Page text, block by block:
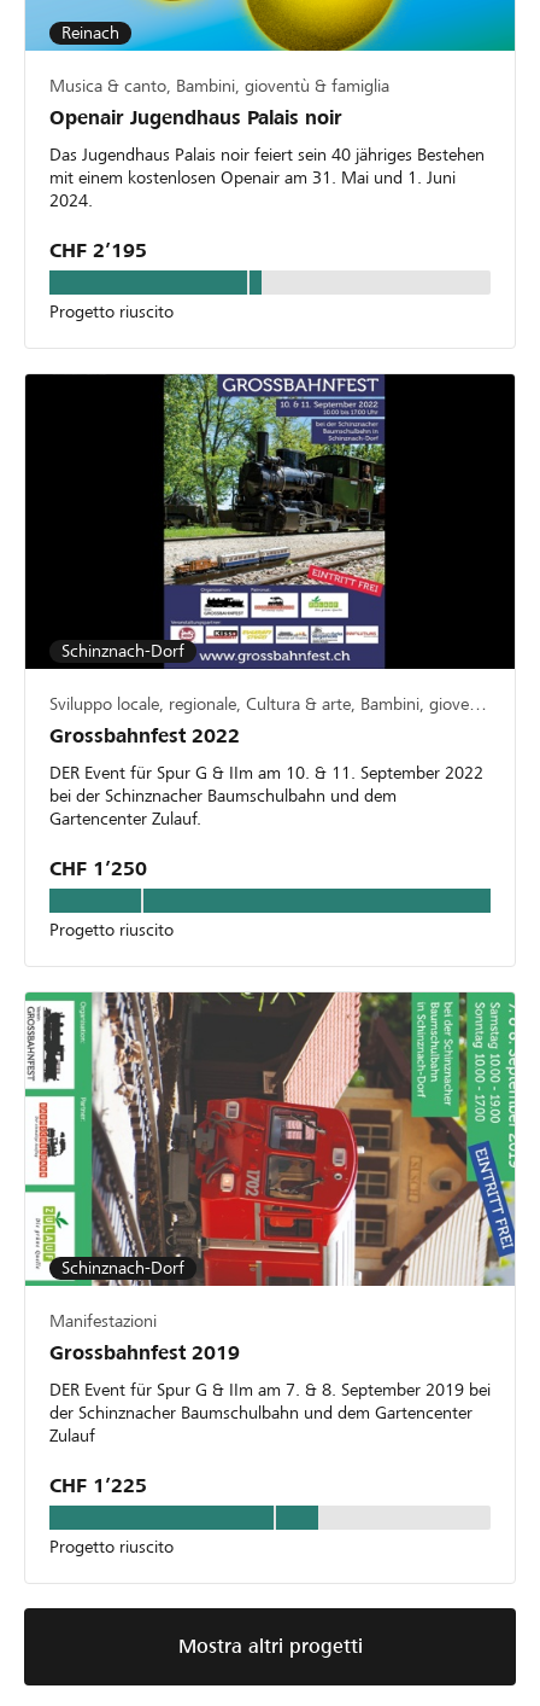
Reinach
Musica & canto, Bambini, gioventù & famiglia
Openair Jugendhaus Palais noir
Das Jugendhaus Palais noir feiert sein 40 jähriges Bestehen
mit einem kostenlosen Openair am 31. Mai und 1. Juni
2024.
CHF 2’195
Progetto riuscito
Schinznach-Dorf
Sviluppo locale, regionale, Cultura & arte, Bambini, gioventù & famiglia, Manifestazioni
Grossbahnfest 2022
DER Event für Spur G & IIm am 10. & 11. September 2022
bei der Schinznacher Baumschulbahn und dem
Gartencenter Zulauf.
CHF 1’250
Progetto riuscito
Schinznach-Dorf
Manifestazioni
Grossbahnfest 2019
DER Event für Spur G & IIm am 7. & 8. September 2019 bei
der Schinznacher Baumschulbahn und dem Gartencenter
Zulauf
CHF 1’225
Progetto riuscito
Mostra altri progetti